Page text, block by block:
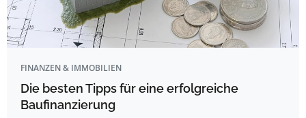
FINANZEN & IMMOBILIEN
Die besten Tipps für eine erfolgreiche
Baufinanzierung